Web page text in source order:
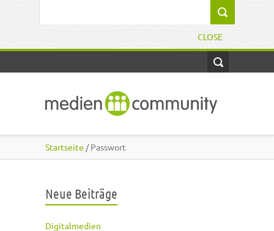
CLOSE
Startseite / Passwort
Neue Beiträge
Digitalmedien